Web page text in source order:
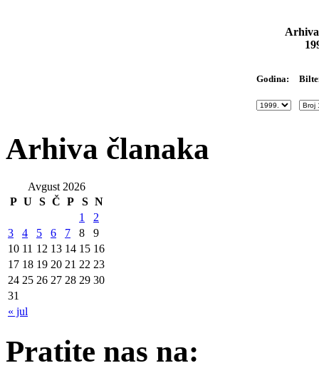
Godina:
Arhiva članaka
Avgust 2026
P U S Č P S N
« jul
1
2
3
4 5 6 7 8
9
10 11 12 13 14 15 16
17 18 19 20 21 22 23
24 25 26 27 28 29 30
31
Pratite nas na: